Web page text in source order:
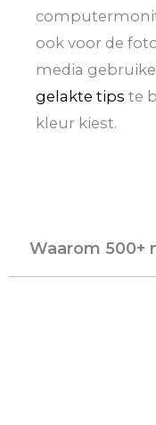
ook voor de
media
gelakte tips te
kleur kiest.
Waarom 500+